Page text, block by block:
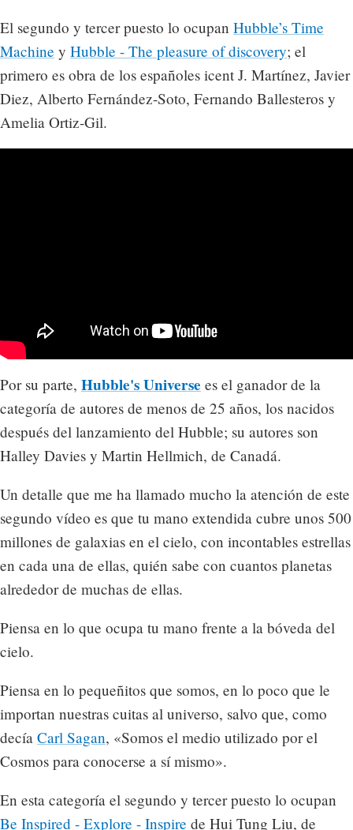
El segundo y tercer puesto lo ocupan Hubble’s Time
Machine y Hubble - The pleasure of discovery; el
primero es obra de los españoles icent J. Martínez, Javier
Diez, Alberto Fernández-Soto, Fernando Ballesteros y
Amelia Ortiz-Gil.
Por su parte, Hubble's Universe es el ganador de la
categoría de autores de menos de 25 años, los nacidos
después del lanzamiento del Hubble; su autores son
Halley Davies y Martin Hellmich, de Canadá.
Un detalle que me ha llamado mucho la atención de este
segundo vídeo es que tu mano extendida cubre unos 500
millones de galaxias en el cielo, con incontables estrellas
en cada una de ellas, quién sabe con cuantos planetas
alrededor de muchas de ellas.
Piensa en lo que ocupa tu mano frente a la bóveda del
cielo.
Piensa en lo pequeñitos que somos, en lo poco que le
importan nuestras cuitas al universo, salvo que, como
decía Carl Sagan, «Somos el medio utilizado por el
Cosmos para conocerse a sí mismo».
En esta categoría el segundo y tercer puesto lo ocupan
Be Inspired - Explore - Inspire de Hui Tung Liu, de